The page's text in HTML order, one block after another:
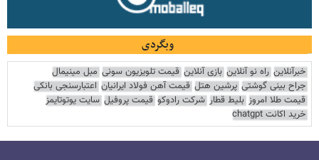
وبگردی
خبرآنلاین راه نو آنلاین بازی آنلاین قیمت تلویزیون سونی مبل مینیمال
جراح بینی گوشتی پرشین هتل قیمت آهن فولاد ایرانیان اعتبارسنجی بانکی
قیمت طلا امروز بلیط قطار شرکت رادوکو قیمت پروفیل سایت یوتوتایمز
خرید اکانت chatgpt